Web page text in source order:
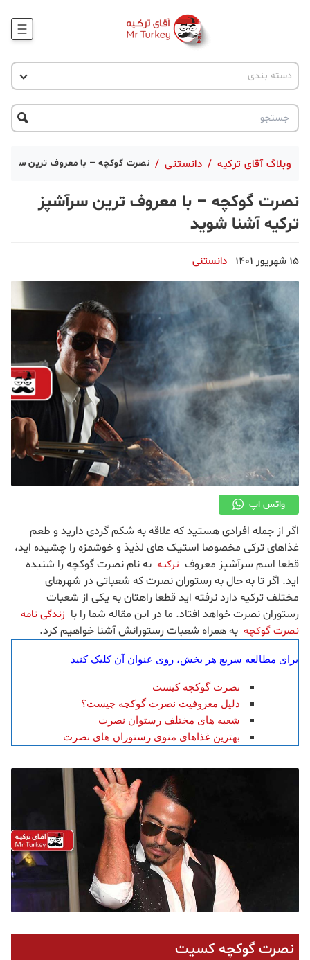
وبلاگ
جاذبه گردشگری
دسته بندی
اخبار ترکیه
پروژه ها
تحصیل در ترکیه
ترکیه گردی
حقوقی
قبرس
وبلاگ آقای ترکیه / دانستنی / نصرت گوکچه – با معروف ترین
نصرت گوکچه – با معروف ترین سرآشپز
ترکیه آشنا شوید
15 شهریور 1401 دانستنی
واتس اپ
اگر از جمله افرادی هستید که علاقه به شکم گردی دارید و طعم
غذاهای ترکی مخصوصا استیک های لذیذ و خوشمزه را چشیده اید،
قطعا اسم سرآشپز معروف ترکیه به نام نصرت گوکچه را شنیده
اید. اگر تا به حال به رستوران نصرت که شعباتی در شهرهای
مختلف ترکیه دارد نرفته اید قطعا راهتان به یکی از شعبات
رستوران نصرت خواهد افتاد. ما در این مقاله شما را با زندگی نامه
نصرت گوکچه به همراه شعبات رستورانش آشنا خواهیم کرد.
برای مطالعه سریع هر بخش، روی عنوان آن کلیک کنید
نصرت گوکچه کیست
دلیل معروفیت نصرت گوکچه چیست؟
شعبه های مختلف رستوان نصرت
بهترین غذاهای منوی رستوران های نصرت
نصرت گوکچه کسیت